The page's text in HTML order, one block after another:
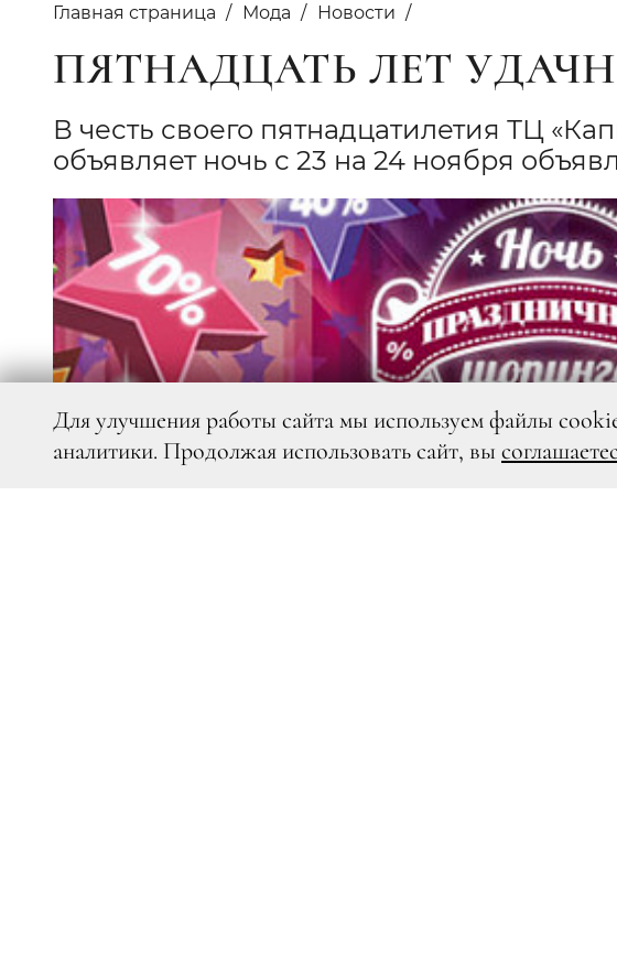
Главная страница Мода Новости
ПЯТНАДЦАТЬ ЛЕТ
В честь своего пятнадцатилетия ТЦ
объявляет ночь с 23 на 24 ноября
Для улучшения работы сайта мы используем файлы
аналитики. Продолжая использовать сайт, вы